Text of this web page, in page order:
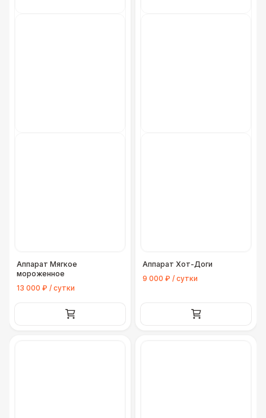
Аппарат Мягкое
мороженное
13 000 ₽ / сутки
Аппарат Хот-Доги
9 000 ₽ / сутки